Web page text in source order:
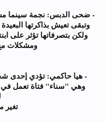
- ضحى الدبس: نجمة سينما
وتبقى تعيش بذاكرتها
ولكن بتصرفاتها تؤثر على
ومشكلات
- هيا حاكمي: تؤدي إحدى
وهي "سناء" فتاة تعمل
تغير